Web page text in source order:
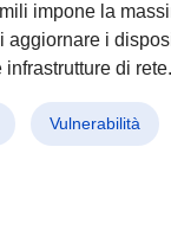
impone la
i
di rete.
Vulnerabilità
dati e sfida ogni